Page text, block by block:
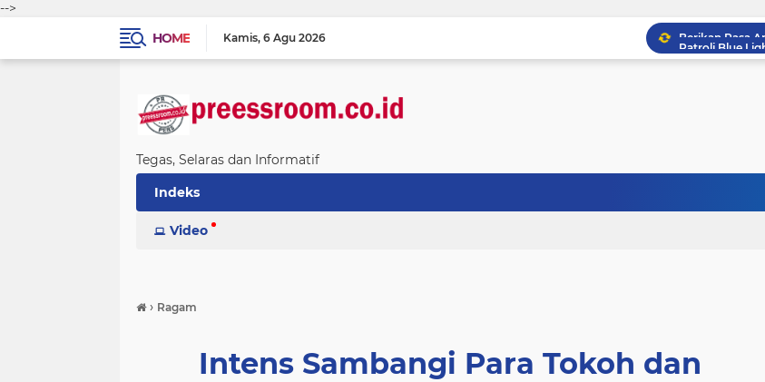
-->
HOME
Kamis 6 Agu 2026
Tegas, Selaras dan Informatif
Indeks
Video
› Ragam
Intens Sambangi Para Tokoh dan